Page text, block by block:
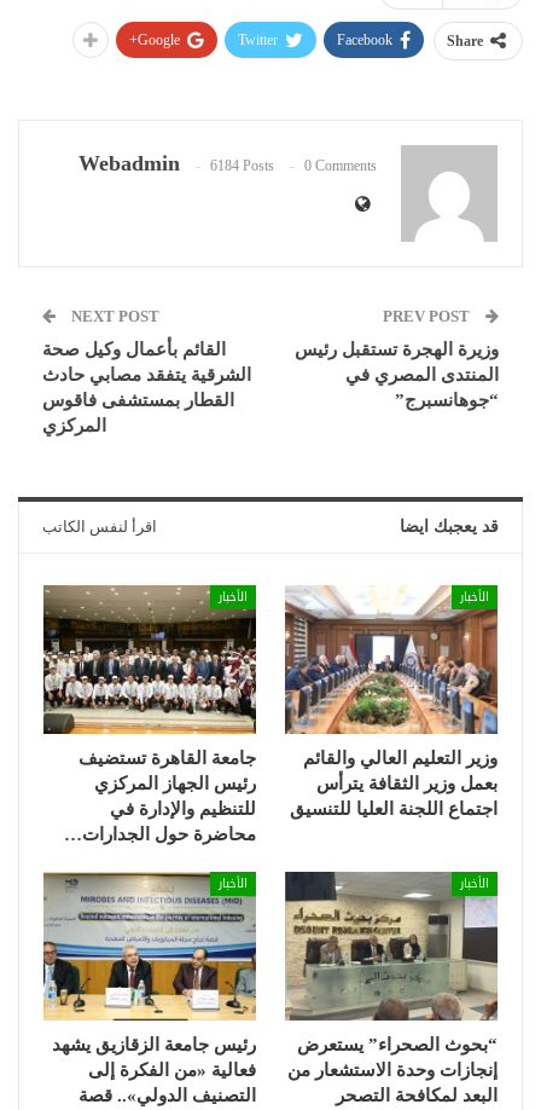
Share
Facebook
Twitter
Google+
Webadmin 6184 Posts 0 Comments
وزيرة الهجرة تستقبل رئيس
المنتدى المصري في
“جوهانسبرج”
NEXT POST
القائم بأعمال وكيل صحة
الشرقية يتفقد مصابي حادث
القطار بمستشفى فاقوس
المركزي
قد يعجبك ايضا اقرأ لنفس الكاتب
الأخبار
وزير التعليم العالي والقائم
بعمل وزير الثقافة يترأس
اجتماع اللجنة العليا للتنسيق
الأخبار
جامعة القاهرة تستضيف
رئيس الجهاز المركزي
للتنظيم والإدارة في
محاضرة حول الجدارات…
الأخبار
“بحوث الصحراء” يستعرض
إنجازات وحدة الاستشعار من
البعد لمكافحة التصحر
الأخبار
رئيس جامعة الزقازيق يشهد
فعالية «من الفكرة إلى
التصنيف الدولي».. قصة